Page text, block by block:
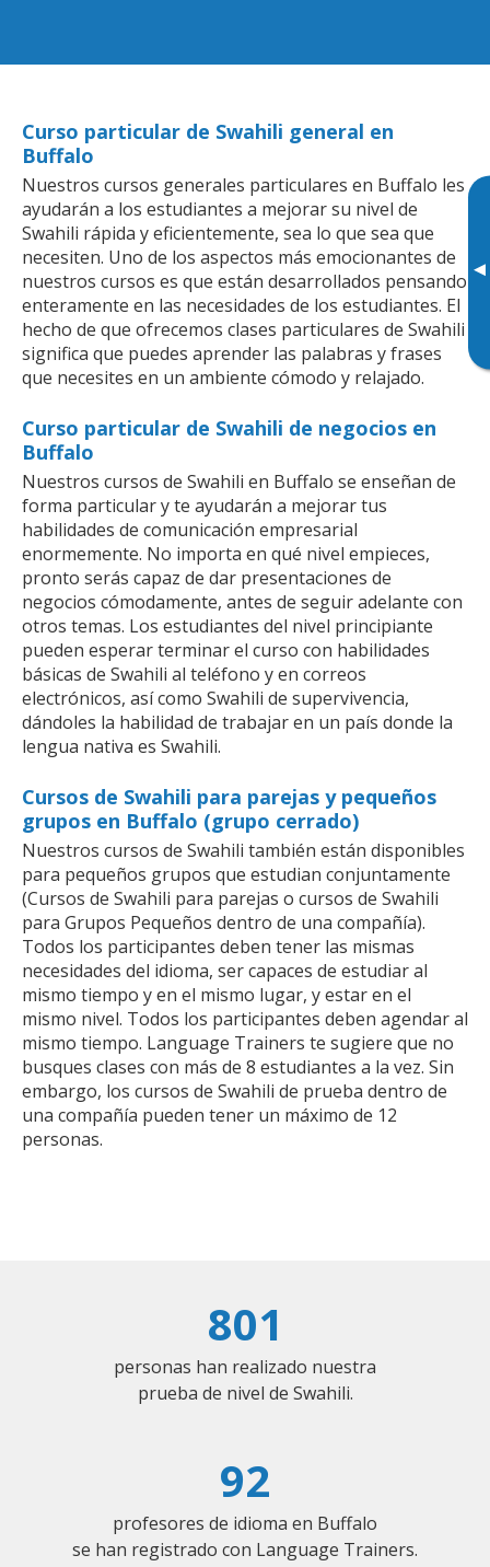
▸
Curso particular de Swahili general en
Buffalo
Nuestros cursos generales particulares en Buffalo les
ayudarán a los estudiantes a mejorar su nivel de
Swahili rápida y eficientemente, sea lo que sea que
necesiten. Uno de los aspectos más emocionantes de
nuestros cursos es que están desarrollados pensando
enteramente en las necesidades de los estudiantes. El
hecho de que ofrecemos clases particulares de Swahili
significa que puedes aprender las palabras y frases
que necesites en un ambiente cómodo y relajado.
Curso particular de Swahili de negocios en
Buffalo
Nuestros cursos de Swahili en Buffalo se enseñan de
forma particular y te ayudarán a mejorar tus
habilidades de comunicación empresarial
enormemente. No importa en qué nivel empieces,
pronto serás capaz de dar presentaciones de
negocios cómodamente, antes de seguir adelante con
otros temas. Los estudiantes del nivel principiante
pueden esperar terminar el curso con habilidades
básicas de Swahili al teléfono y en correos
electrónicos, así como Swahili de supervivencia,
dándoles la habilidad de trabajar en un país donde la
lengua nativa es Swahili.
Cursos de Swahili para parejas y pequeños
grupos en Buffalo (grupo cerrado)
Nuestros cursos de Swahili también están disponibles
para pequeños grupos que estudian conjuntamente
(Cursos de Swahili para parejas o cursos de Swahili
para Grupos Pequeños dentro de una compañía).
Todos los participantes deben tener las mismas
necesidades del idioma, ser capaces de estudiar al
mismo tiempo y en el mismo lugar, y estar en el
mismo nivel. Todos los participantes deben agendar al
mismo tiempo. Language Trainers te sugiere que no
busques clases con más de 8 estudiantes a la vez. Sin
embargo, los cursos de Swahili de prueba dentro de
una compañía pueden tener un máximo de 12
personas.
801
personas han realizado nuestra
prueba de nivel de Swahili.
92
profesores de idioma en Buffalo
se han registrado con Language Trainers.